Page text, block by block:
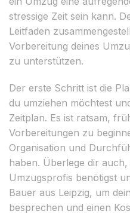
stressige Zeit sein kann.
Leitfaden
Vorbereitung deines
zu unterstützen.
Der erste Schritt ist die
du umziehen möchtest
Zeitplan. Es ist ratsam,
Vorbereitungen zu
Organisation und
haben. Überlege dir
Umzugsprofis benötigst
Bauer aus Leipzig, um
besprechen und einen